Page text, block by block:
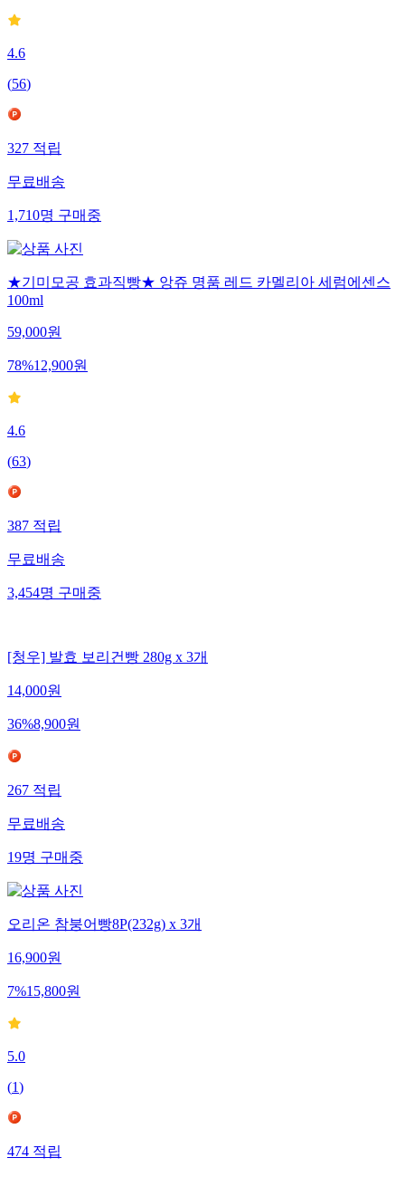
4.6
(56)
327적립
무료배송
1,710명구매중
★기미모공 효과직빵★ 앙쥬 명품 레드 카멜리아 세럼에센스
100ml
59,000원
78%12,900원
4.6
(63)
387적립
무료배송
3,454명구매중
[청우] 발효 보리건빵 280g x 3개
14,000원
36%8,900원
267적립
무료배송
19명구매중
오리온 참붕어빵8P(232g) x 3개
16,900원
7%15,800원
5.0
(1)
474적립